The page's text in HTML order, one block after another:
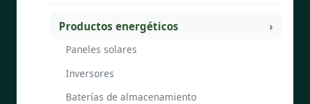
Productos energéticos
Paneles solares
Inversores
Baterías de almacenamiento